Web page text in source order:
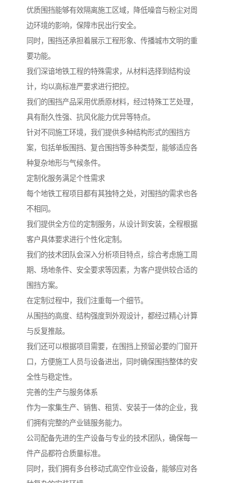
优质围挡能够有效隔离施工区域，降低噪音与粉尘对周
边环境的影响，保障市民出行安全。
同时，围挡还承担着展示工程形象、传播城市文明的重
要功能。
我们深谙地铁工程的特殊需求，从材料选择到结构设
计，均以高标准严要求进行把控。
我们的围挡产品采用优质原材料，经过特殊工艺处理，
具有耐久性强、抗风化能力优异等特点。
针对不同施工环境，我们提供多种结构形式的围挡方
案，包括单板围挡、复合围挡等多种类型，能够适应各
种复杂地形与气候条件。
定制化服务满足个性需求
每个地铁工程项目都有其独特之处，对围挡的需求也各
不相同。
我们提供全方位的定制服务，从设计到安装，全程根据
客户具体要求进行个性化定制。
我们的技术团队会深入分析项目特点，综合考虑施工周
期、场地条件、安全要求等因素，为客户提供较合适的
围挡方案。
在定制过程中，我们注重每一个细节。
从围挡的高度、结构强度到外观设计，都经过精心计算
与反复推敲。
我们还可以根据项目需要，在围挡上预留必要的门窗开
口，方便施工人员与设备进出，同时确保围挡整体的安
全性与稳定性。
完善的生产与服务体系
作为一家集生产、销售、租赁、安装于一体的企业，我
们拥有完整的产业链服务能力。
公司配备先进的生产设备与专业的技术团队，确保每一
件产品都符合质量标准。
同时，我们拥有多台移动式高空作业设备，能够应对各